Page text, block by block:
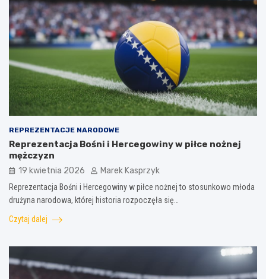
REPREZENTACJE NARODOWE
Reprezentacja Bośni i Hercegowiny w piłce nożnej
mężczyzn
19 kwietnia 2026 Marek Kasprzyk
Reprezentacja Bośni i Hercegowiny w piłce nożnej to stosunkowo młoda
drużyna narodowa, której historia rozpoczęła się…
Czytaj dalej